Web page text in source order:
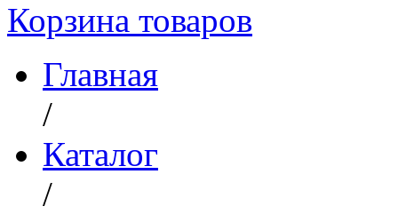
Корзина товаров
Главная
/
Каталог
/